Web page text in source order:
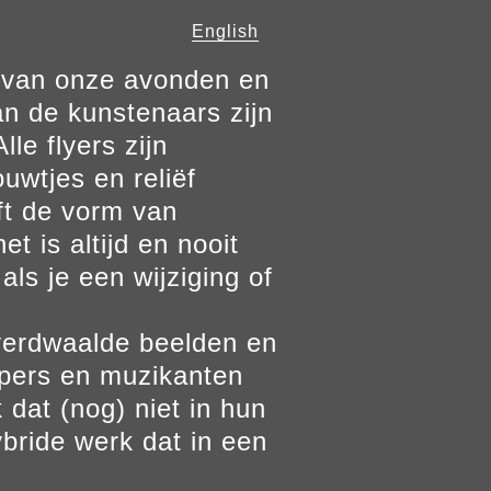
English
onze avonden en
de kunstenaars zijn
flyers zijn
en reliëf
de vorm van
is altijd en nooit
je een wijziging of
beelden en
en muzikanten
(nog) niet in hun
werk dat in een